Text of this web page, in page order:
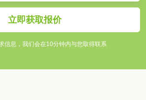
立即获取报价
信息，我们会在10分钟内与您取得联系